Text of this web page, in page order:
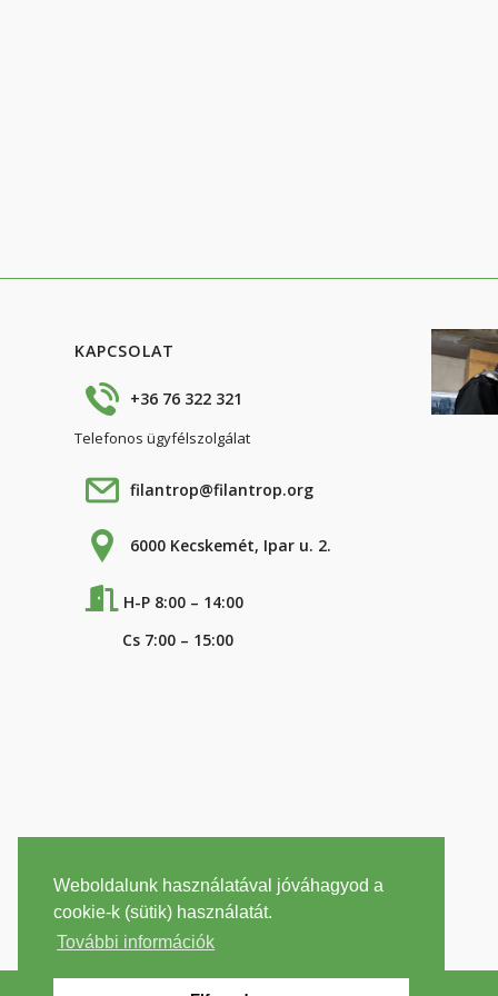
Weboldalunk használatával jóváhagyod a
cookie-k (sütik) használatát.
További információk
KAPCSOLAT
+36 76 322 321
Telefonos ügyfélszolgálat
filantrop@filantrop.org
6000 Kecskemét, Ipar u. 2.
H-P 8:00 – 14:00
Cs 7:00 – 15:00